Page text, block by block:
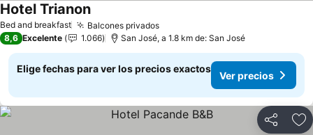
Bed and breakfast Balcones privados
Hotel Trianon
8,6 Excelente 1.066 San José, a 1.8 km de: San José
Elige fechas para ver los precios exactos
Ver precios
Compartir